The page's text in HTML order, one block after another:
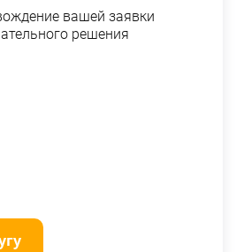
вашей заявки
решения